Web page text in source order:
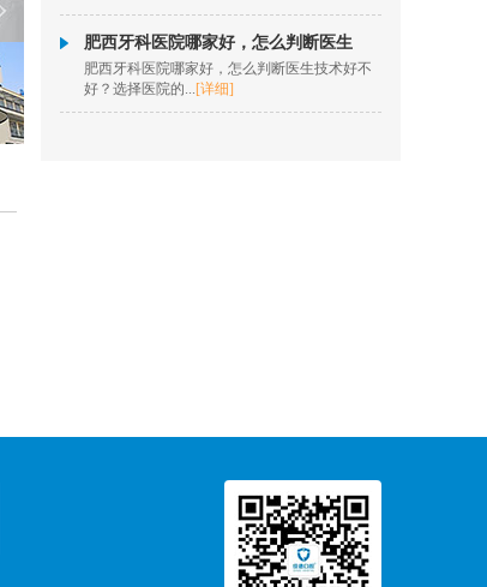
擅长项目：固定矫正、
数字化隐形正畸、儿童
肌功能... [详情]
在线咨询
在线咨询
孙燎原
擅长项目：牙齿美学正
畸、口腔种植、数字化
隐形正...[详情]
肥西牙科医院哪家好，怎么判断医生
肥西牙科医院哪家好，怎么判断医生技术好不
好？选择医院的...[详细]